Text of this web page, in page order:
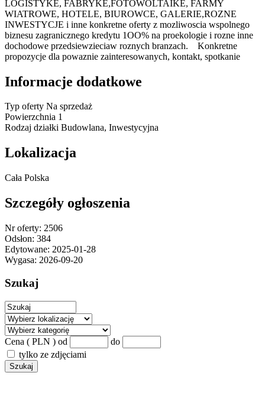
LOGISTYKE, FABRYKE,FOTOWOLTAIKE, FARMY
WIATROWE, HOTELE, BIUROWCE, GALERIE,ROZNE
INWESTYCJE i inne konkretne oferty z mozliwoscia wspolnego
biznesu zagranicznego kredytu 1OO% na proekologie i rozne inne
dochodowe przedsiewzieciaw roznych branzach. Konkretne
propozycje dla powaznie zainteresowanych, kontakt, spotkanie
Informacje dodatkowe
Typ oferty Na sprzedaż
Powierzchnia 1
Rodzaj działki Budowlana, Inwestycyjna
Lokalizacja
Cała Polska
Szczegóły ogłoszenia
Nr oferty: 2506
Odsłon: 384
Edytowane: 2025-01-28
Wygasa: 2026-09-20
Szukaj
Cena ( PLN ) od
do
tylko ze zdjęciami
Szukaj